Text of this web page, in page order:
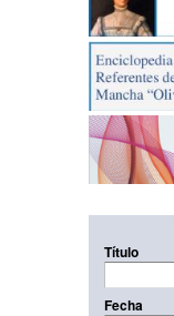
Título
Fecha